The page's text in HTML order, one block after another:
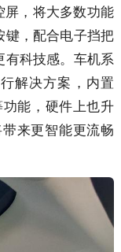
，将大多数功能
，配合电子挡把
科技感。车机系
解决方案，内置
能，硬件上也升
来更智能更流畅